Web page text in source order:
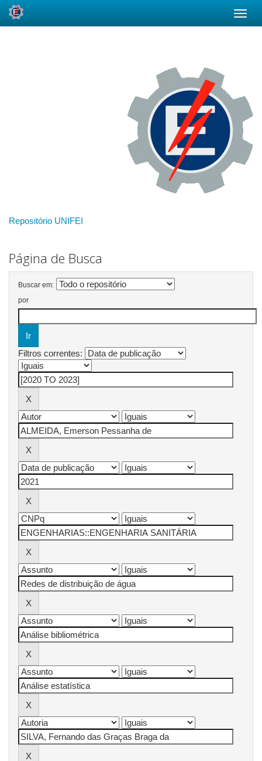
Repositório UNIFEI
Página de Busca
Buscar em:
por
Filtros correntes: